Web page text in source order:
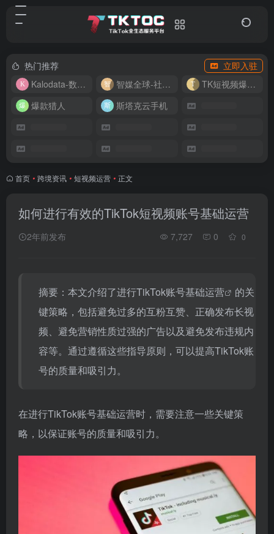
热门推荐
立即入驻
Kalodata-数据分析平台
智媒全球-社媒管理平台
TK短视频爆款复刻
爆款猎人
斯塔克云手机
首页 • 跨境资讯 • 短视频运营 • 正文
如何进行有效的TikTok短视频账号基础运营
2年前发布 7,727 0 0
摘要：本文介绍了进行TikTok账号基础运营
的关
键策略，包括避免过多的互粉互赞、正确发布长视
频、避免营销性质过强的广告以及避免发布违规内
容等。通过遵循这些指导原则，可以提高TikTok账
号的质量和吸引力。
在进行TikTok账号基础运营时，需要注意一些关键策
略，以保证账号的质量和吸引力。